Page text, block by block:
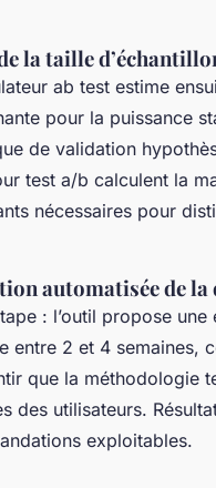
la taille
ab test estime
pour la puissance
de validation
test a/b calculent la
nécessaires pour
automatisée de
: l’outil propose
entre 2 et 4 semaines,
que la méthodologie
des utilisateurs.
exploitables.